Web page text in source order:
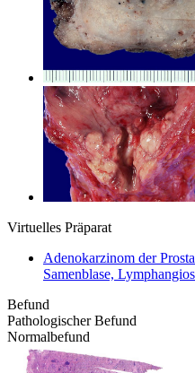
Virtuelles Präparat
Adenokarzinom der
Samenblase,
Befund
Pathologischer Befund
Normalbefund